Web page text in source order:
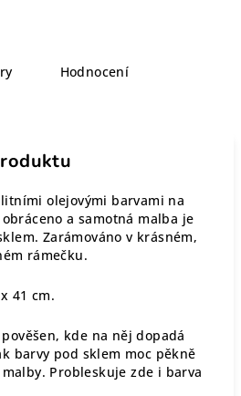
Hodnocení
olejovými barvami na
a samotná malba je
Zarámováno v krásném,
rámečku.
41 cm.
kde na něj dopadá
barvy pod sklem moc pěkně
Probleskuje zde i barva